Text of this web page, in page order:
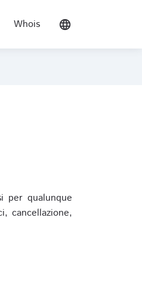
Whois language
per qualunque
cancellazione,